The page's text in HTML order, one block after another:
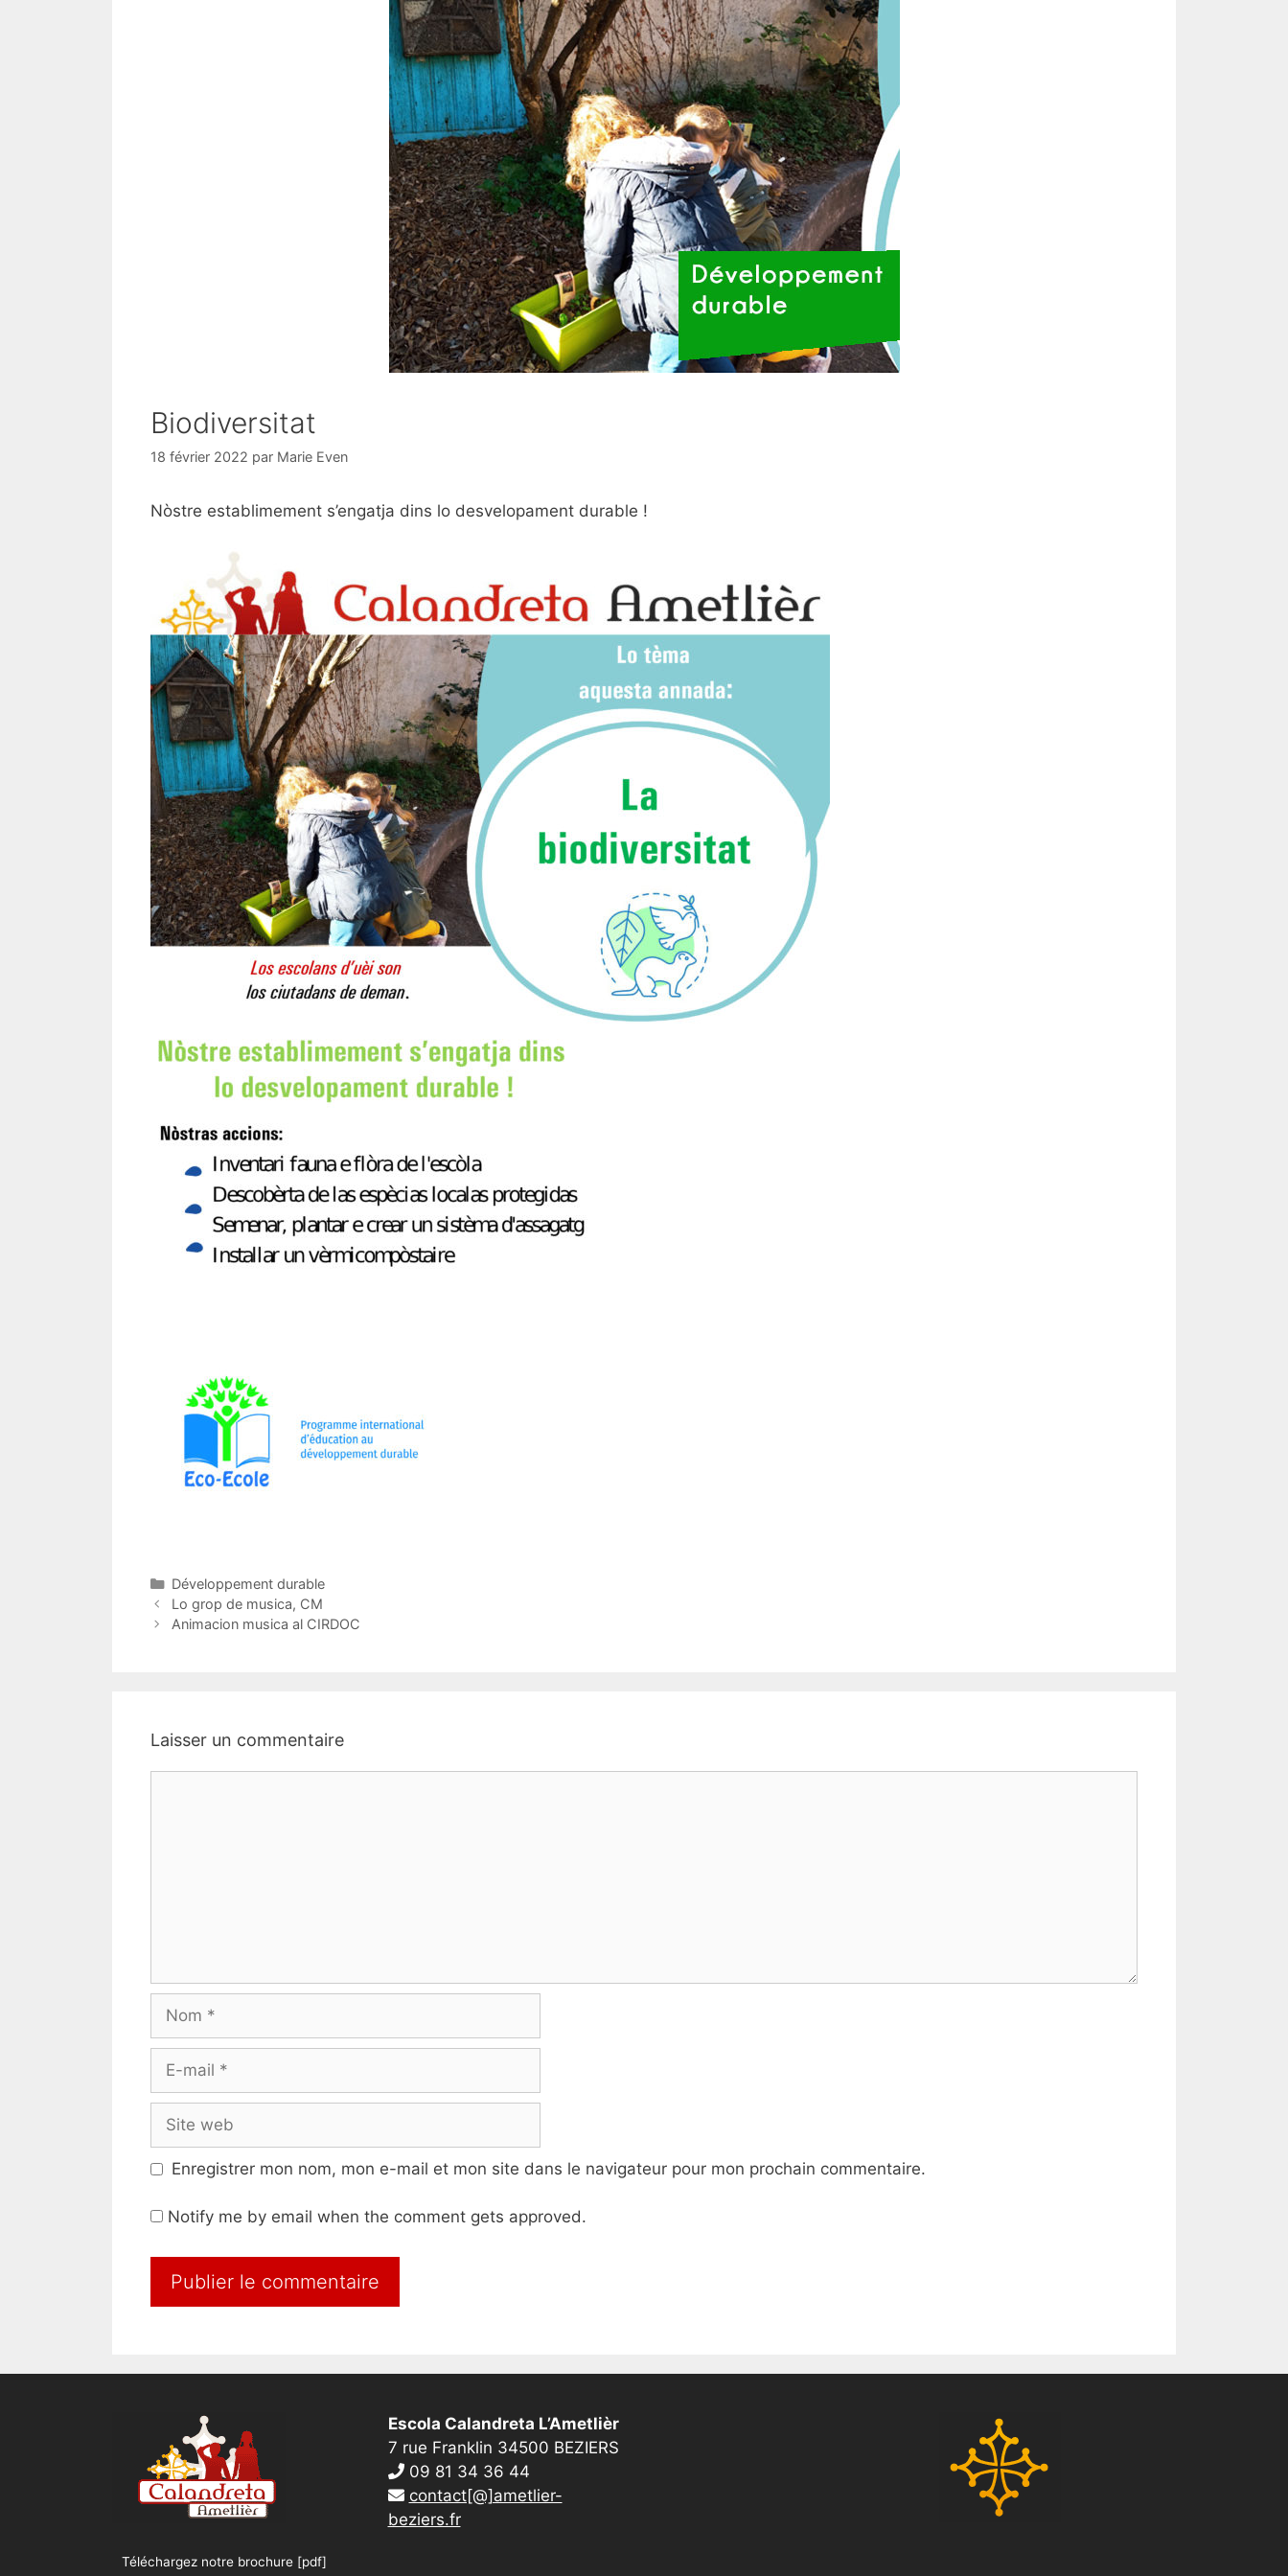
Biodiversitat
18 février 2022 par Marie Even
Nòstre establimement s’engatja dins lo desvelopament durable !
Catégories
Développement durable
Navigation
des
Lo grop de musica, CM
Animacion musica al CIRDOC
Laisser un commentaire
mail
web
Enregistrer mon nom, mon e-mail et mon site dans le navigateur pour mon prochain commentaire.
Notify me by email when the comment gets approved.
Téléchargez notre brochure [pdf]
Escola Calandreta L’Ametlièr
7 rue Franklin 34500 BEZIERS
09 81 34 36 44
contact[@]ametlier-
beziers.fr